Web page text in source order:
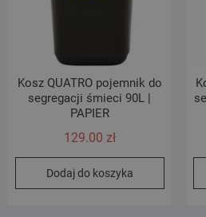
Kosz QUATRO pojemnik do
segregacji śmieci 90L |
PAPIER
129.00 zł
Dodaj do koszyka